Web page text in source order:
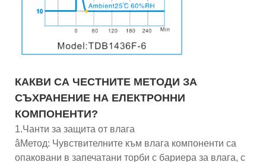
КАКВИ СА ЧЕСТНИТЕ МЕТОДИ ЗА
СЪХРАНЕНИЕ НА ЕЛЕКТРОННИ
КОМПОНЕНТИ?
1.Чанти за защита от влага
âМетод: Чувствителните към влага компоненти са
опаковани в запечатани торби с бариера за влага, с